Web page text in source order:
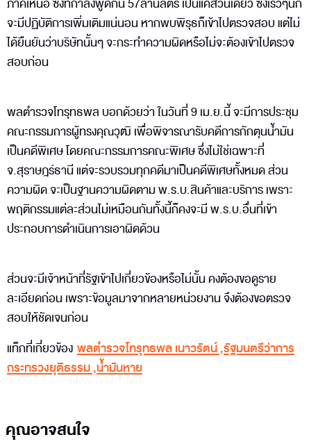
จะมีปฏิบัติการเพิ่มเติมแน่นอน หากพบพิรุธก็เข้าไปตรวจสอบ แต่ไม่
ได้ยืนยันว่าบริษัทนั้นๆ จะกระทำความผิดหรือไม่จะต้องเข้าไปตรวจ
สอบก่อน
พลตำรวจโทรุทธพล บอกด้วยว่า ในวันที่ 9 เม.ย.นี้ จะมีการประชุม
คณะกรรมการผู้ทรงคุณวุฒิ เพื่อพิจารณารับคดีการกักตุนน้ำมัน
เป็นคดีพิเศษ โดยคณะกรรมการคณะพิเศษ ซึ่งไม่ใช่เฉพาะที่
จ.สุราษฎร์ธานี แต่จะรวบรวมทุกคดีมาเป็นคดีพิเศษทั้งหมด ส่วน
ความผิด จะเป็นฐานความผิดตาม พ.ร.บ.สินค้าและบริการ เพราะ
พฤติกรรมแต่ละส่วนไม่เหมือนกันทั้งนี้ก็คงจะมี พ.ร.บ.อื่นที่เข้า
ประกอบการดำเนินการเอาผิดด้วน
ส่วนจะมีเจ้าหน้าที่รัฐเข้าไปเกี่ยวข้องหรือไม่นั้น คงต้องขอดูราย
ละเอียดก่อน เพราะข้อมูลมาจากหลายหน่วยงาน จึงต้องขอตรวจ
สอบให้ชัดเจนก่อน
แท็กที่เกี่ยวข้อง พลตำรวจโทรุทธพล เนาวรัตน์,รัฐมนตรีว่าการ
กระทรวงยุติธรรม,น้ำมันหาย
คุณอาจสนใจ